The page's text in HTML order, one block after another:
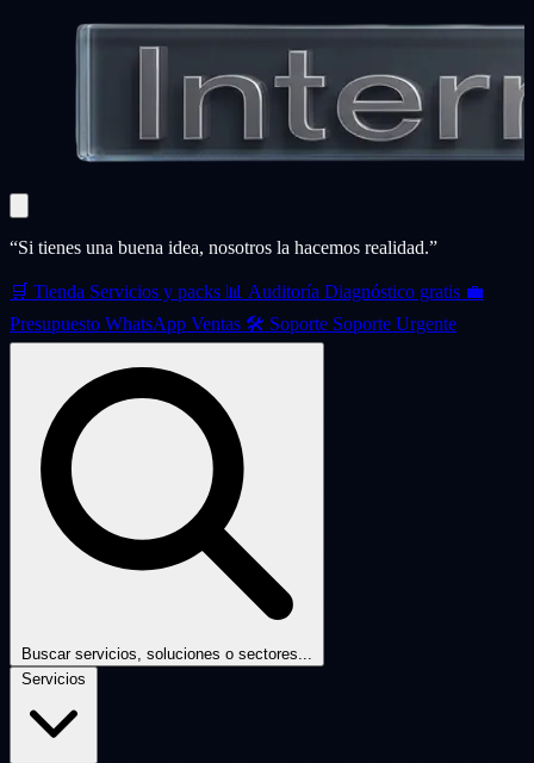
“Si tienes una buena idea, nosotros la hacemos realidad.”
🛒 Tienda Servicios y packs 📊 Auditoría Diagnóstico gratis 💼
Presupuesto WhatsApp Ventas 🛠️ Soporte Soporte Urgente
Buscar servicios, soluciones o sectores...
Servicios